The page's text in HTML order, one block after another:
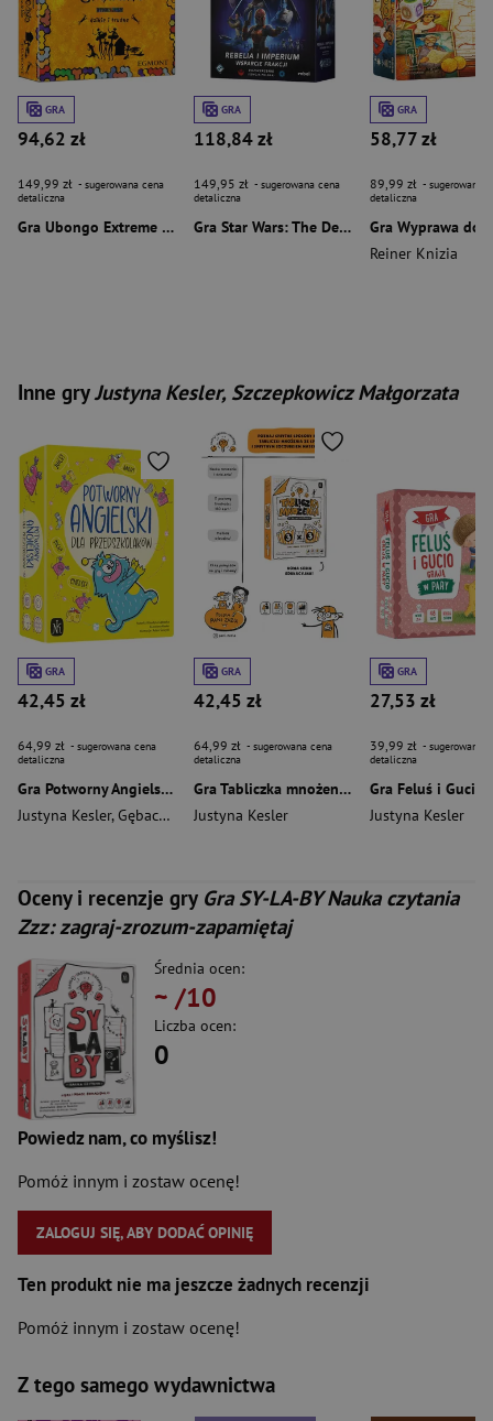
GRA
94,62 zł
149,99 zł - sugerowana cena
detaliczna
Gra Ubongo Extreme DE LUXE
GRA
118,84 zł
149,95 zł - sugerowana cena
detaliczna
Gra Star Wars: The Deckbuilding Game - Rebelia i Imperium rozszerzenie
GRA
58,77 zł
89,99 zł - sugerowana
detaliczna
Reiner Knizia
Inne gryJustyna Kesler, Szczepkowicz Małgorzata
GRA
42,45 zł
64,99 zł - sugerowana cena
detaliczna
Gra Potworny Angielski dla przedszkolaków
Justyna Kesler,Gębacka Klaudyna
GRA
42,45 zł
64,99 zł - sugerowana cena
detaliczna
Gra Tabliczka mnożenia Nauka liczenia Zzz zagraj-zrozum-zapamiętaj
Justyna Kesler
GRA
27,53 zł
39,99 zł - sugerowana
detaliczna
Justyna Kesler
Oceny i recenzje gry Gra SY-LA-BY Nauka czytania
Zzz: zagraj-zrozum-zapamiętaj
Średnia ocen:
~ /10
Liczba ocen:
0
Powiedz nam, co myślisz!
Pomóż innym i zostaw ocenę!
ZALOGUJ SIĘ, ABY DODAĆ OPINIĘ
Ten produkt nie ma jeszcze żadnych recenzji
Pomóż innym i zostaw ocenę!
Z tego samego wydawnictwa